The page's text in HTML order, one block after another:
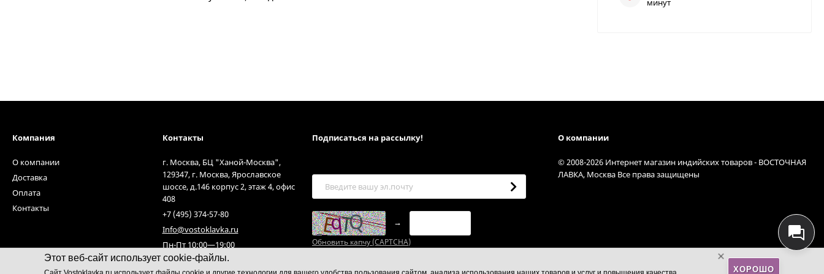
Этот веб-сайт использует cookie-файлы.
ХОРОШО
минут
Компания
О компании
Доставка
Оплата
Контакты
Контакты
г. Москва, БЦ "Ханой-Москва",
129347, г. Москва, Ярославское
шоссе, д.146 корпус 2, этаж 4, офис
408
+7 (495) 374-57-80
Info@vostoklavka.ru
Пн-Пт 10:00—19:00
Подписаться на рассылкy!
→
Обновить капчу (CAPTCHA)
О компании
© 2008-2026 Интернет магазин индийских товаров - ВОСТОЧНАЯ
ЛАВКА, Москва Все права защищены